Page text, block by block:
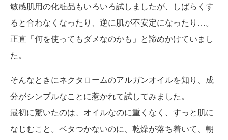
敏感肌用の化粧品もいろいろ試しましたが、しばらくす
ると合わなくなったり、逆に肌が不安定になったり…。
正直「何を使ってもダメなのかも」と諦めかけていまし
た。
そんなときにネクタロームのアルガンオイルを知り、成
分がシンプルなことに惹かれて試してみました。
最初に驚いたのは、オイルなのに重くなく、すっと肌に
なじむこと。ベタつかないのに、乾燥が落ち着いて、朝